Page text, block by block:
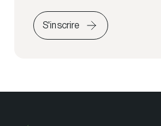
S'inscrire